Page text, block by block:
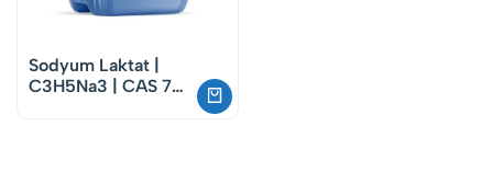
Sodyum Laktat |
C3H5Na3 | CAS 72-